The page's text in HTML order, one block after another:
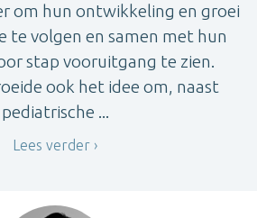
om hun ontwikkeling en groei
te volgen en samen met hun
stap vooruitgang te zien.
ook het idee om, naast
pediatrische ...
Lees verder